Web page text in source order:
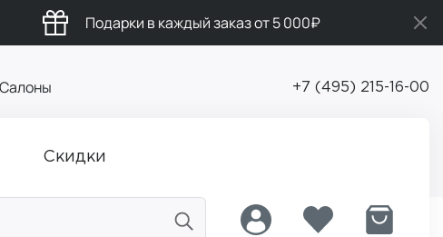
Подарки в каждый заказ от 5 000₽
Салоны +7 (495) 215-16-00
Скидки